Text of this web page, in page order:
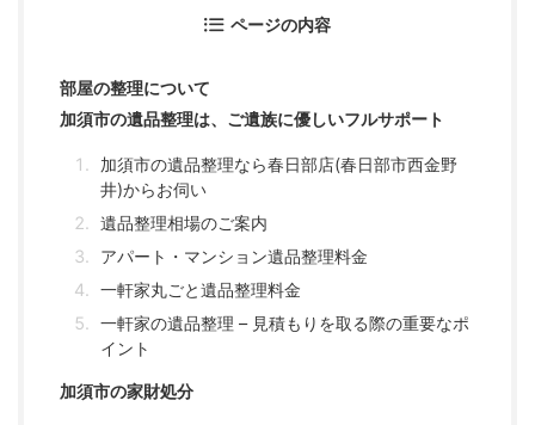
ページの内容
部屋の整理について
加須市の遺品整理は、ご遺族に優しいフルサポート
加須市の遺品整理なら春日部店(春日部市西金野
井)からお伺い
遺品整理相場のご案内
アパート・マンション遺品整理料金
一軒家丸ごと遺品整理料金
一軒家の遺品整理 – 見積もりを取る際の重要なポ
イント
加須市の家財処分